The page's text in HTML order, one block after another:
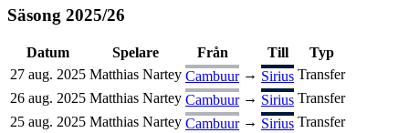
Säsong 2025/26
Datum Spelare Från Till
Typ
27 aug. 2025 Matthias Nartey Cambuur → Sirius Transfer
26 aug. 2025 Matthias Nartey Cambuur → Sirius Transfer
25 aug. 2025 Matthias Nartey Cambuur → Sirius Transfer